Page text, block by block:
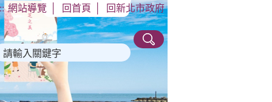
網站導覽 回首頁 回新北市政府